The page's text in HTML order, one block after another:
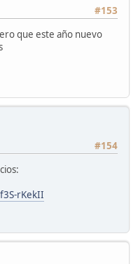
#153
que este año nuevo
#154
rKekII